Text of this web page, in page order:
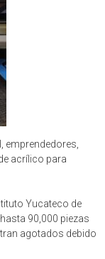
emprendedores,
acrílico para
Yucateco de
90,000 piezas
agotados debido